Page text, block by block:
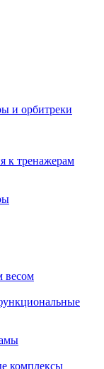
и орбитреки
к тренажерам
весом
комплексы